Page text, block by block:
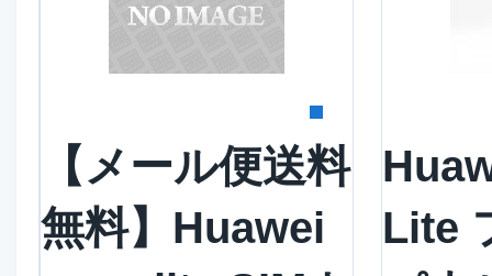
【メール便送料
無料】Huawei
Lite